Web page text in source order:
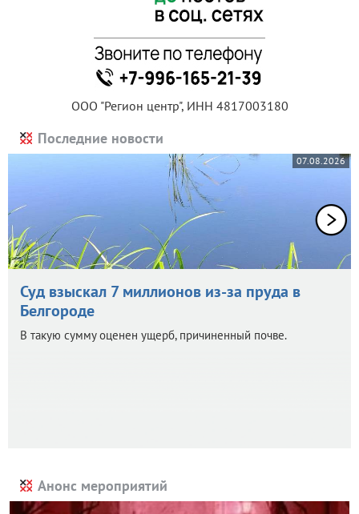
ООО "Регион центр", ИНН 4817003180
Последние новости
07.08.2026
Суд взыскал 7 миллионов из-за пруда в
Белгороде
В такую сумму оценен ущерб, причиненный почве.
Анонс мероприятий